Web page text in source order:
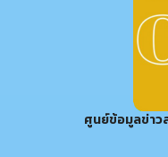
ศูนย์ข้อมูลข่าว